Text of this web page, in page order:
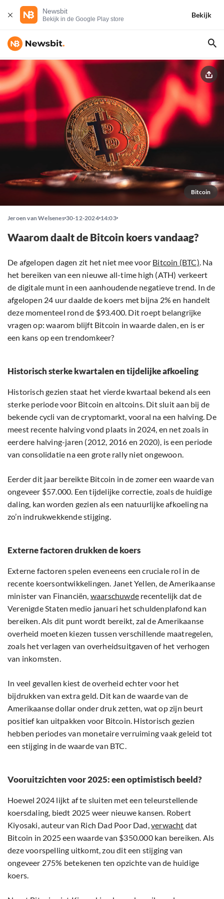
Newsbit
Bekijk in de Google Play store
Bekijk
Bitcoin
Jeroen van Welsenes 30-12-2024 14:03
Waarom daalt de Bitcoin koers vandaag?
De afgelopen dagen zit het niet mee voor Bitcoin (BTC). Na
het bereiken van een nieuwe all-time high (ATH) verkeert
de digitale munt in een aanhoudende negatieve trend. In de
afgelopen 24 uur daalde de koers met bijna 2% en handelt
deze momenteel rond de $93.400. Dit roept belangrijke
vragen op: waarom blijft Bitcoin in waarde dalen, en is er
een kans op een trendomkeer?
Historisch sterke kwartalen en tijdelijke afkoeling
Historisch gezien staat het vierde kwartaal bekend als een
sterke periode voor Bitcoin en altcoins. Dit sluit aan bij de
bekende cycli van de cryptomarkt, vooral na een halving. De
meest recente halving vond plaats in 2024, en net zoals in
eerdere halving-jaren (2012, 2016 en 2020), is een periode
van consolidatie na een grote rally niet ongewoon.
Eerder dit jaar bereikte Bitcoin in de zomer een waarde van
ongeveer $57.000. Een tijdelijke correctie, zoals de huidige
daling, kan worden gezien als een natuurlijke afkoeling na
zo’n indrukwekkende stijging.
Externe factoren drukken de koers
Externe factoren spelen eveneens een cruciale rol in de
recente koersontwikkelingen. Janet Yellen, de Amerikaanse
minister van Financiën, waarschuwde recentelijk dat de
Verenigde Staten medio januari het schuldenplafond kan
bereiken. Als dit punt wordt bereikt, zal de Amerikaanse
overheid moeten kiezen tussen verschillende maatregelen,
zoals het verlagen van overheidsuitgaven of het verhogen
van inkomsten.
In veel gevallen kiest de overheid echter voor het
bijdrukken van extra geld. Dit kan de waarde van de
Amerikaanse dollar onder druk zetten, wat op zijn beurt
positief kan uitpakken voor Bitcoin. Historisch gezien
hebben periodes van monetaire verruiming vaak geleid tot
een stijging in de waarde van BTC.
Vooruitzichten voor 2025: een optimistisch beeld?
Hoewel 2024 lijkt af te sluiten met een teleurstellende
koersdaling, biedt 2025 weer nieuwe kansen. Robert
Kiyosaki, auteur van Rich Dad Poor Dad,verwacht dat
Bitcoin in 2025 een waarde van $350.000 kan bereiken. Als
deze voorspelling uitkomt, zou dit een stijging van
ongeveer 275% betekenen ten opzichte van de huidige
koers.